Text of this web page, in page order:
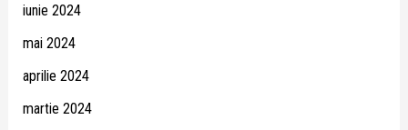
iunie 2024
mai 2024
aprilie 2024
martie 2024